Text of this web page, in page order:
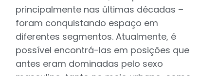
principalmente nas últimas décadas –
foram conquistando espaço em
diferentes segmentos. Atualmente, é
possível encontrá-las em posições que
antes eram dominadas pelo sexo